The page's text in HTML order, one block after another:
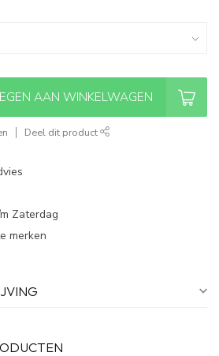
AAN WINKELWAGEN
Deel dit product
Zaterdag
merken